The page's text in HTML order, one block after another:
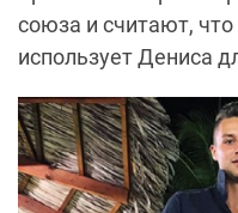
союза и считают,
использует Дениса